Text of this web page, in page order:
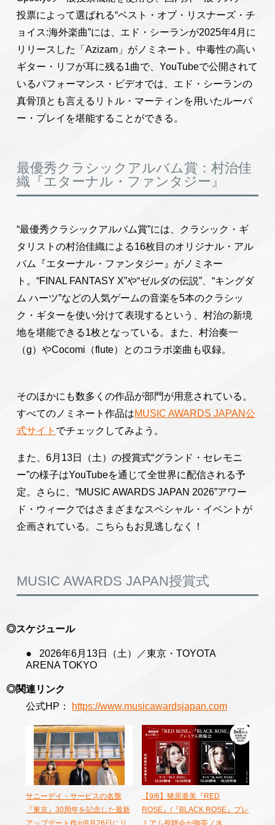
投票によって選ばれる“ベスト・オブ・リスナーズ・チ
ョイス:海外楽曲”には、エド・シーランが2025年4月に
リリースした「Azizam」がノミネート。中毒性の高い
ギター・リフが耳に残る1曲で、YouTubeで公開されて
いるパフォーマンス・ビデオでは、エド・シーランの
真骨頂とも言えるリトル・マーティンを用いたルーパ
ー・プレイを堪能することができる。
最優秀クラシックアルバム賞：村治佳
織『エターナル・ファンタジー』
“最優秀クラシックアルバム賞”には、クラシック・ギ
タリストの村治佳織による16枚目のオリジナル・アル
バム『エターナル・ファンタジー』がノミネー
ト。“FINAL FANTASY X”や“ゼルダの伝説”、“キングダ
ム ハーツ”などの人気ゲームの音楽を5本のクラシッ
ク・ギターを使い分けて表現するという、村治の新境
地を堪能できる1枚となっている。また、村治奏一
（g）やCocomi（flute）とのコラボ楽曲も収録。
そのほかにも数多くの作品が部門が用意されている。
すべてのノミネート作品はMUSIC AWARDS JAPAN公
式サイト でチェックしてみよう。
また、6月13日（土）の授賞式“グランド・セレモニ
ー”の様子はYouTubeを通じて全世界に配信される予
定。さらに、“MUSIC AWARDS JAPAN 2026”アワー
ド・ウィークではさまざまなスペシャル・イベントが
企画されている。こちらもお見逃しなく！
MUSIC AWARDS JAPAN授賞式
◎スケジュール
2026年6月13日（土）／東京・TOYOTA
ARENA TOKYO
◎関連リンク
公式HP：
https://www.musicawardsjapan.com
サニーデイ・サービスの名盤
『東京』30周年を記念した最新
【9/6】猪居亜美『RED
ROSE』/『BLACK ROSE』プレ